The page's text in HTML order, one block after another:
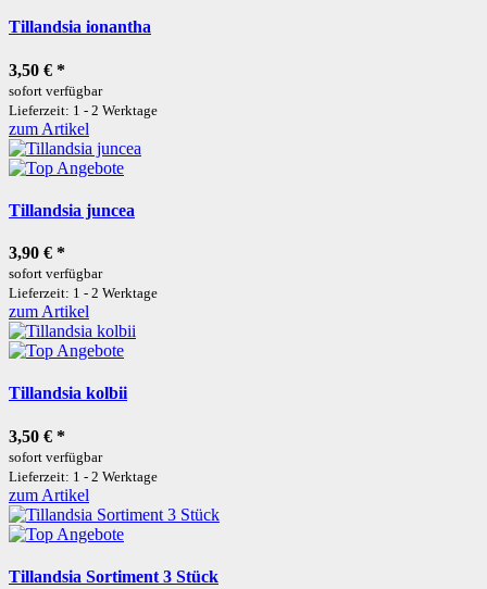
Tillandsia ionantha
3,50 € *
sofort verfügbar
Lieferzeit: 1 - 2 Werktage
zum Artikel
Tillandsia juncea
3,90 € *
sofort verfügbar
Lieferzeit: 1 - 2 Werktage
zum Artikel
Tillandsia kolbii
3,50 € *
sofort verfügbar
Lieferzeit: 1 - 2 Werktage
zum Artikel
Tillandsia Sortiment 3 Stück